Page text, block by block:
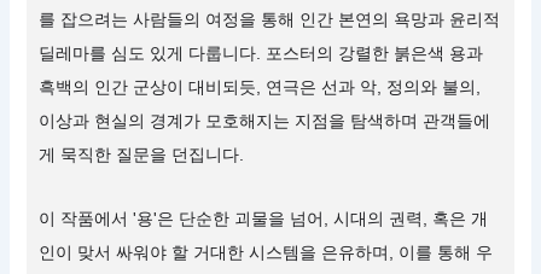
를 잡으려는 사람들의 여정을 통해 인간 본연의 욕망과 윤리적
딜레마를 심도 있게 다룹니다. 포스터의 강렬한 붉은색 용과
흑백의 인간 군상이 대비되듯, 연극은 선과 악, 정의와 불의,
이상과 현실의 경계가 모호해지는 지점을 탐색하며 관객들에
게 묵직한 질문을 던집니다.
이 작품에서 '용'은 단순한 괴물을 넘어, 시대의 권력, 혹은 개
인이 맞서 싸워야 할 거대한 시스템을 은유하며, 이를 통해 우